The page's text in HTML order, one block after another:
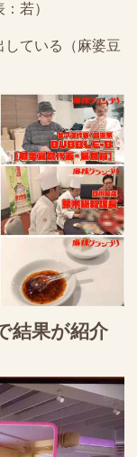
若）
している（麻婆豆
結果が紹介